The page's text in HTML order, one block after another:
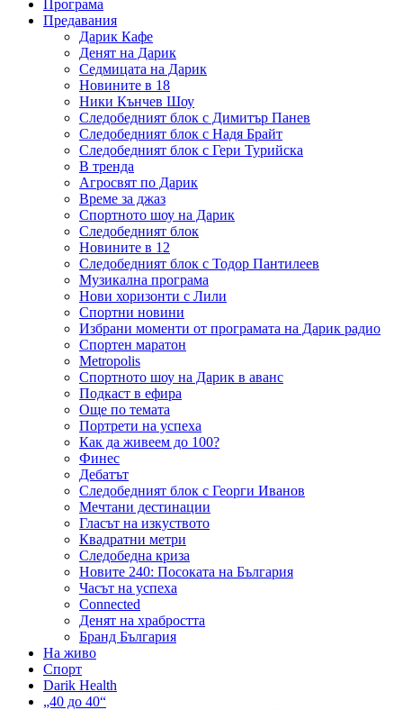
Програма
Предавания
Дарик Кафе
Денят на Дарик
Седмицата на Дарик
Новините в 18
Ники Кънчев Шоу
Следобедният блок с Димитър Панев
Следобедният блок с Надя Брайт
Следобедният блок с Гери Турийска
В тренда
Агросвят по Дарик
Време за джаз
Спортното шоу на Дарик
Следобедният блок
Новините в 12
Следобедният блок с Тодор Пантилеев
Музикална програма
Нови хоризонти с Лили
Спортни новини
Избрани моменти от програмата на Дарик радио
Спортен маратон
Metropolis
Спортното шоу на Дарик в аванс
Подкаст в ефира
Още по темата
Портрети на успеха
Как да живеем до 100?
Финес
Дебатът
Следобедният блок с Георги Иванов
Мечтани дестинации
Гласът на изкуството
Квадратни метри
Следобедна криза
Новите 240: Посоката на България
Часът на успеха
Connected
Денят на храбростта
Бранд България
На живо
Спорт
Darik Health
„40 до 40“